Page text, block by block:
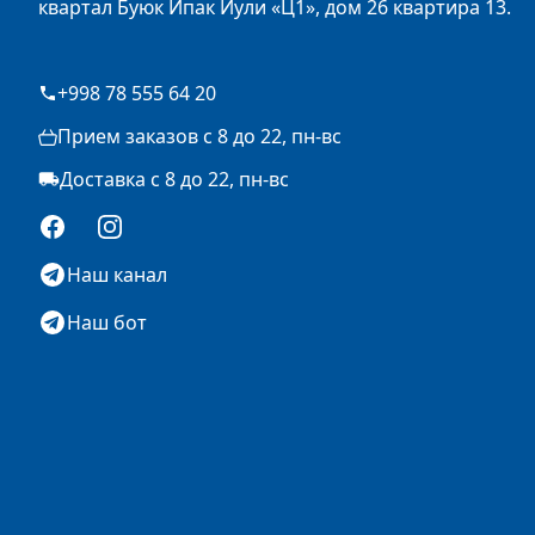
квартал Буюк Ипак Йули «Ц1», дом 26 квартира 13.
+998 78 555 64 20
Прием заказов с 8 до 22, пн-вс
Доставка с 8 до 22, пн-вс
FacebookInstagram
Наш канал
Наш бот